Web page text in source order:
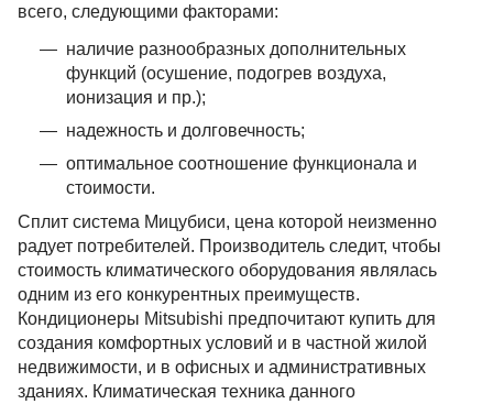
всего, следующими факторами:
наличие разнообразных дополнительных
функций (осушение, подогрев воздуха,
ионизация и пр.);
надежность и долговечность;
оптимальное соотношение функционала и
стоимости.
Сплит система Мицубиси, цена которой неизменно
радует потребителей. Производитель следит, чтобы
стоимость климатического оборудования являлась
одним из его конкурентных преимуществ.
Кондиционеры Mitsubishi предпочитают купить для
создания комфортных условий и в частной жилой
недвижимости, и в офисных и административных
зданиях. Климатическая техника данного